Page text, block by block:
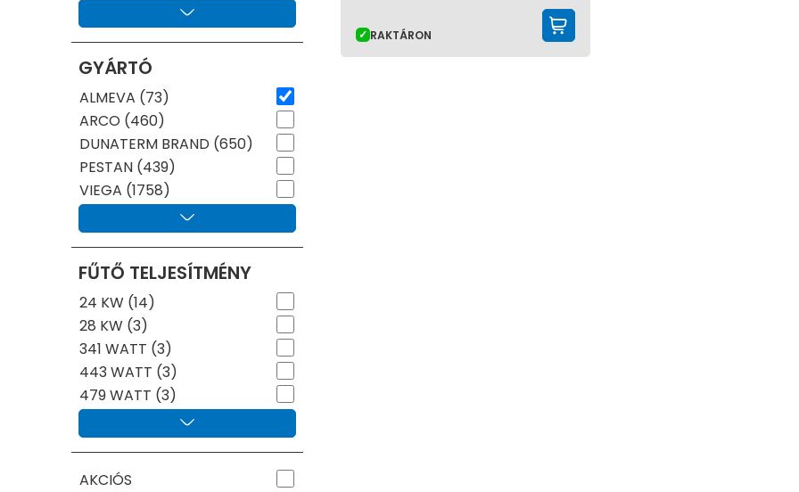
GYÁRTÓ
ALMEVA (73)
ARCO (460)
DUNATERM BRAND (650)
PESTAN (439)
VIEGA (1758)
FŰTŐ TELJESÍTMÉNY
24 KW (14)
28 KW (3)
341 WATT (3)
443 WATT (3)
479 WATT (3)
AKCIÓS
RAKTÁRON